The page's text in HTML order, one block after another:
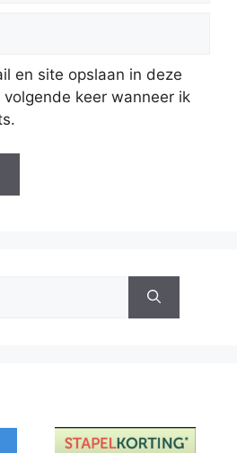
en site opslaan in deze
keer wanneer ik